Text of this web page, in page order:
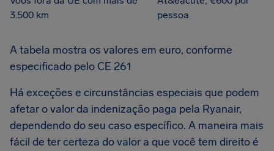
3.500 km
pessoa
A tabela mostra os valores em euro, conforme
especificado pelo CE 261
Há exceções e circunstâncias especiais que podem
afetar o valor da indenização paga pela Ryanair,
dependendo do seu caso específico. A maneira mais
fácil de ter certeza do valor a que você tem direito é